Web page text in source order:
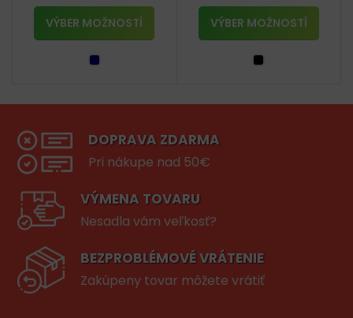
VÝBER MOŽNOSTÍ VÝBER MOŽNOSTÍ
DOPRAVA ZDARMA
Pri nákupe nad 50€
VÝMENA TOVARU
Nesadla vám veľkosť?
BEZPROBLÉMOVÉ VRÁTENIE
Zakúpeny tovar môžete vrátiť